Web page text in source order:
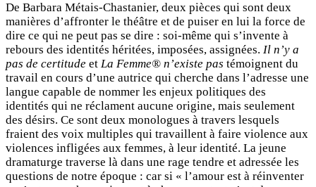
De Barbara Métais-Chastanier, deux pièces qui sont deux
manières d’affronter le théâtre et de puiser en lui la force de
dire ce qui ne peut pas se dire : soi-même qui s’invente à
rebours des identités héritées, imposées, assignées. Il n’y a
pas de certitude et La Femme® n’existe pas témoignent du
travail en cours d’une autrice qui cherche dans l’adresse une
langue capable de nommer les enjeux politiques des
identités qui ne réclament aucune origine, mais seulement
des désirs. Ce sont deux monologues à travers lesquels
fraient des voix multiples qui travaillent à faire violence aux
violences infligées aux femmes, à leur identité. La jeune
dramaturge traverse là dans une rage tendre et adressée les
questions de notre époque : car si « l’amour est à réinventer